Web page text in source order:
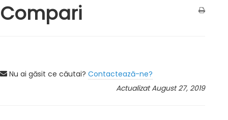
Compari
Nu ai găsit ce căutai? Contactează-ne?
Actualizat August 27, 2019